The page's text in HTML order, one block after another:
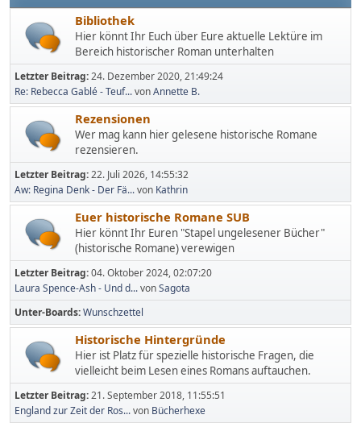
Bibliothek
Hier könnt Ihr Euch über Eure aktuelle Lektüre im
Bereich historischer Roman unterhalten
Letzter Beitrag:24. Dezember 2020, 21:49:24
Re: Rebecca Gablé - Teuf...vonAnnette B.
Rezensionen
Wer mag kann hier gelesene historische Romane
rezensieren.
Letzter Beitrag:22. Juli 2026, 14:55:32
Aw: Regina Denk - Der Fä...von Kathrin
Euer historische Romane SUB
Hier könnt Ihr Euren "Stapel ungelesener Bücher"
(historische Romane) verewigen
Letzter Beitrag:04. Oktober 2024, 02:07:20
Laura Spence-Ash - Und d...vonSagota
Unter-Boards Wunschzettel
Historische Hintergründe
Hier ist Platz für spezielle historische Fragen, die
vielleicht beim Lesen eines Romans auftauchen.
Letzter Beitrag:21. September 2018, 11:55:51
England zur Zeit der Ros...von Bücherhexe